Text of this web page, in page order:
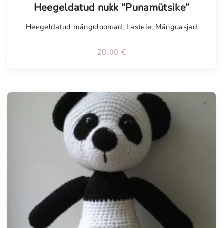
Heegeldatud nukk “Punamütsike”
Heegeldatud mänguloomad, Lastele, Mänguasjad
20,00 €